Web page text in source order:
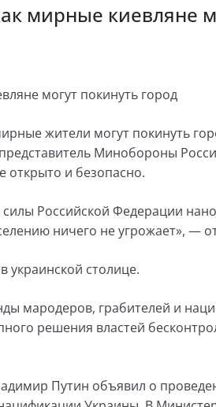
мирные киевляне
могут покинуть город
жители могут покинуть
Минобороны
открыто и безопасно.
Российской Федерации
ничего не угрожает», —
украинской столице.
мародеров, грабителей и
решения властей
Путин объявил о